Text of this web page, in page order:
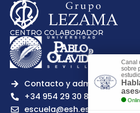
CENTRO COLABORADOR
Contacto y admisiones
+34 954 29 30 81
escuela@esh.es
Canal
sobre